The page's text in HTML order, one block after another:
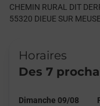
CHEMIN RURAL DIT
55320 DIEUE SUR
Horaires
Des 7
Dimanche 09/08